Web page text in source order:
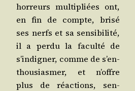
hor­reurs mul­ti­pliées ont,
en fin de compte, bri­sé
ses nerfs et sa sen­si­bi­li­té,
il a per­du la facul­té de
s’in­di­gner, comme de s’en­
thou­sias­mer, et n’offre
plus de réac­tions, sen­